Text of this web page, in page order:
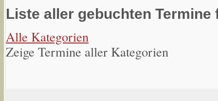
Liste aller gebuchten Termine
Alle Kategorien
Zeige Termine aller Kategorien